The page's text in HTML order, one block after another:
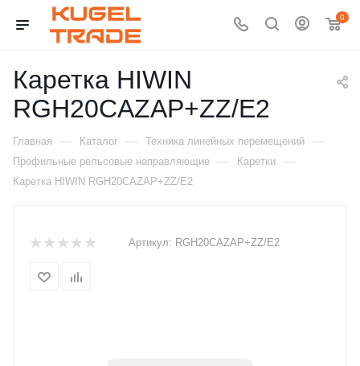
0
Каретка HIWIN
RGH20CAZAP+ZZ/E2
Главная — Каталог — Техника линейных перемещений —
Профильные рельсовые направляющие — Каретки —
Каретка HIWIN RGH20CAZAP+ZZ/E2
Артикул: RGH20CAZAP+ZZ/E2